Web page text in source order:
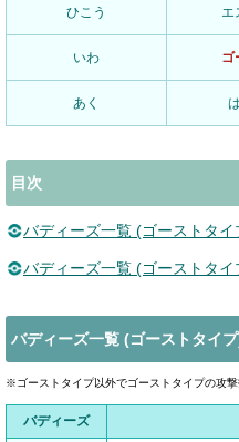
ひこう エ
いわ ゴ
あく
目次
バディーズ一覧 (ゴーストタ
バディーズ一覧 (ゴーストタ
バディーズ一覧 (ゴーストタイ
※ゴーストタイプ以外でゴーストタイプの攻撃
バディーズ